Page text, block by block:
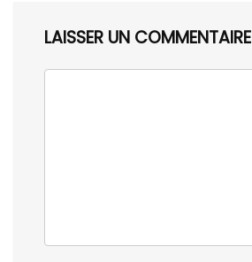
LAISSER UN COMMENTAIRE